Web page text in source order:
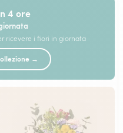
4 ore
ricevere i fiori in giornata
→